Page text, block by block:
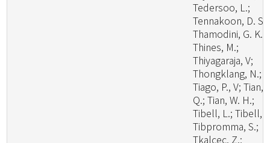
Tedersoo, L.;
Tennakoon, D. S.;
Thamodini, G. K.;
Thines, M.;
Thiyagaraja, V;
Thongklang, N.;
Tiago, P., V; Tian,
Q.; Tian, W. H.;
Tibell, L.; Tibell,
Tibpromma, S.;
Tkalcec, Z.;